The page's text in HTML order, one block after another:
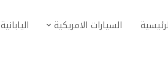
السيارات الامريكية اليابانية